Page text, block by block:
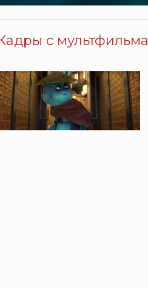
с мультфильма